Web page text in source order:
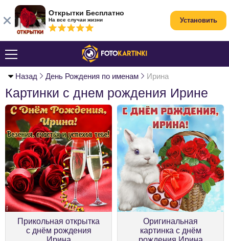
Назад День Рождения по именам Ирина
Картинки с днем рождения Ирине
Прикольная открытка
с днём рождения
Оригинальная
картинка с днём
Открытки Бесплатно
На все случаи жизни Установить